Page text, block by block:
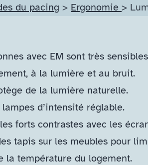
du pacing > Ergonomie >
avec EM sont très
à la lumière et au bruit.
de la lumière naturelle.
d’intensité réglable.
forts contrastes avec les
tapis sur les meubles pour
la température du logement.